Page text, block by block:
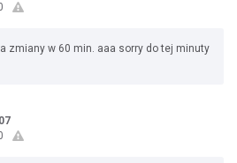
zmiany w 60 min. aaa sorry do tej minuty